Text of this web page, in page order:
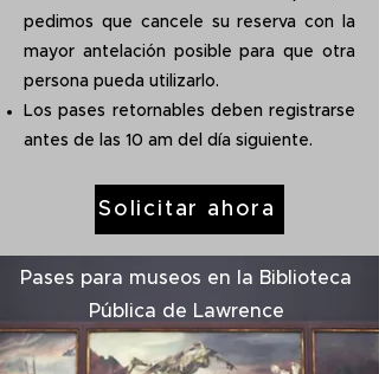
pedimos que cancele su reserva con la
mayor antelación posible para que otra
persona pueda utilizarlo.
Los pases retornables deben registrarse
antes de las 10 am del día siguiente.
Solicitar ahora
Pases para museos en la Biblioteca
Pública de Lawrence